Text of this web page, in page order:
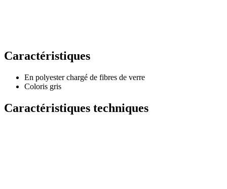
Caractéristiques
En polyester chargé de fibres de verre
Coloris gris
Caractéristiques techniques